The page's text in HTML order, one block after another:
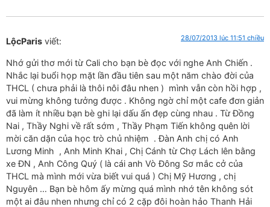
LộcParis viết: 28/07/2013 lúc 11:51 chiều
Nhớ gửi thơ mới từ Cali cho bạn bè đọc với nghe Anh Chiến .
Nhắc lại buổi họp mặt lần đầu tiên sau một năm chào đời của
THCL ( chưa phải là thôi nôi đâu nhen ) mình vẫn còn hồi hợp ,
vui mừng không tưởng được . Không ngờ chỉ một cafe đơn giản
đã làm ít nhiều bạn bè ghi lại dấu ấn đẹp cùng nhau . Từ Đồng
Nai , Thầy Nghi về rất sớm , Thầy Phạm Tiến không quên lời
mời căn dặn của học trò chủ nhiệm . Đàn Anh chị có Anh
Lương Minh , Anh Minh Khai , Chị Cánh từ Chợ Lách lên bằng
xe ĐN , Anh Công Quý ( là cái anh Vò Đông Sơ mắc cở của
THCL mà mình mới vừa biết vui quá ) Chị Mỹ Hương , chị
Nguyên … Bạn bè hôm ấy mừng quá mình nhớ tên không sót
một ai đâu nhen nhưng chỉ có 2 cặp đôi hoàn hảo Thanh Hải